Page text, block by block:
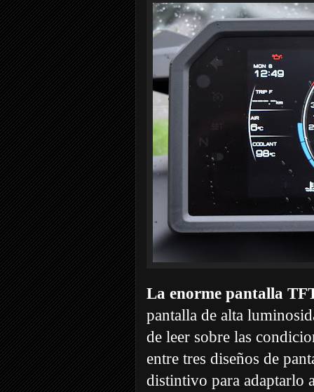
La enorme pantalla
pantalla de alta
de leer sobre las
entre tres diseños de
distintivo para adaptarlo